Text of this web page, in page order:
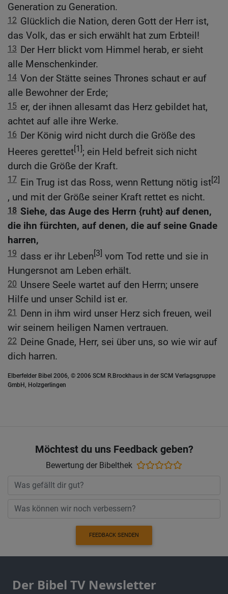
Generation zu Generation.
12 Glücklich die Nation, deren Gott der Herr ist,
das Volk, das er sich erwählt hat zum Erbteil!
13 Der Herr blickt vom Himmel herab, er sieht
alle Menschenkinder.
14 Von der Stätte seines Thrones schaut er auf
alle Bewohner der Erde;
15 er, der ihnen allesamt das Herz gebildet hat,
achtet auf alle ihre Werke.
16 Der König wird nicht durch die Größe des
Heeres gerettet[1]; ein Held befreit sich nicht
durch die Größe der Kraft.
17 Ein Trug ist das Ross, wenn Rettung nötig ist[2]
, und mit der Größe seiner Kraft rettet es nicht.
18 Siehe, das Auge des Herrn {ruht} auf denen,
die ihn fürchten, auf denen, die auf seine Gnade
harren,
19 dass er ihr Leben[3] vom Tod rette und sie in
Hungersnot am Leben erhält.
20 Unsere Seele wartet auf den Herrn; unsere
Hilfe und unser Schild ist er.
21 Denn in ihm wird unser Herz sich freuen, weil
wir seinem heiligen Namen vertrauen.
22 Deine Gnade, Herr, sei über uns, so wie wir auf
dich harren.
Elberfelder Bibel 2006, © 2006 SCM R.Brockhaus in der SCM Verlagsgruppe
GmbH, Holzgerlingen
Möchtest du uns Feedback geben?
Bewertung der Bibelthek
FEEDBACK SENDEN
Der Bibel TV Newsletter